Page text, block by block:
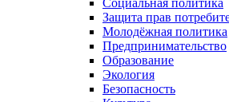
Социальная политика
Защита прав
Молодёжная политика
Предпринимательство
Образование
Экология
Безопасность